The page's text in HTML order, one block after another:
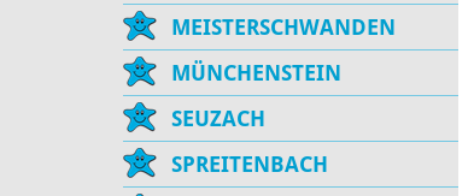
MEISTERSCHWANDEN
MÜNCHENSTEIN
SEUZACH
SPREITENBACH